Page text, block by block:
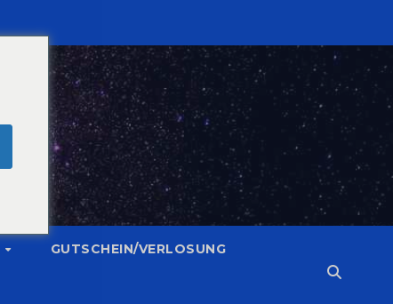
GUTSCHEIN/VERLOSUNG